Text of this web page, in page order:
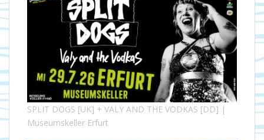
SPLIT DOGS [UK] + VALY AND THE VODKAS [DD] |
Museumskeller Erfurt